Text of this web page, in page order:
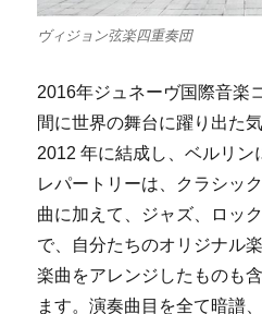
ヴィジョン弦楽四重奏団
2016年ジュネーヴ国際音楽
間に世界の舞台に躍り出た
2012 年に結成し、ベルリン
レパートリーは、クラシッ
曲に加えて、ジャズ、ロッ
で、自分たちのオリジナル
楽曲をアレンジしたものも
ます。演奏曲目を全て暗譜